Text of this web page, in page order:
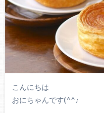
こんにちは
おにちゃんです(^^♪